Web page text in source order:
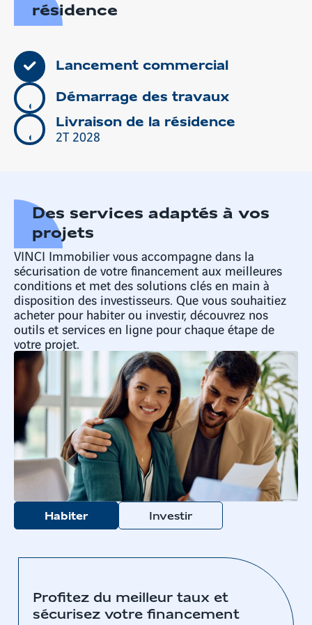
résidence
Lancement commercial
Démarrage des travaux
Livraison de la résidence
2T 2028
Des services adaptés à vos
projets
VINCI Immobilier vous accompagne dans la
sécurisation de votre financement aux meilleures
conditions et met des solutions clés en main à
disposition des investisseurs. Que vous souhaitiez
acheter pour habiter ou investir, découvrez nos
outils et services en ligne pour chaque étape de
votre projet.
Habiter Investir
Profitez du meilleur taux et
sécurisez votre financement